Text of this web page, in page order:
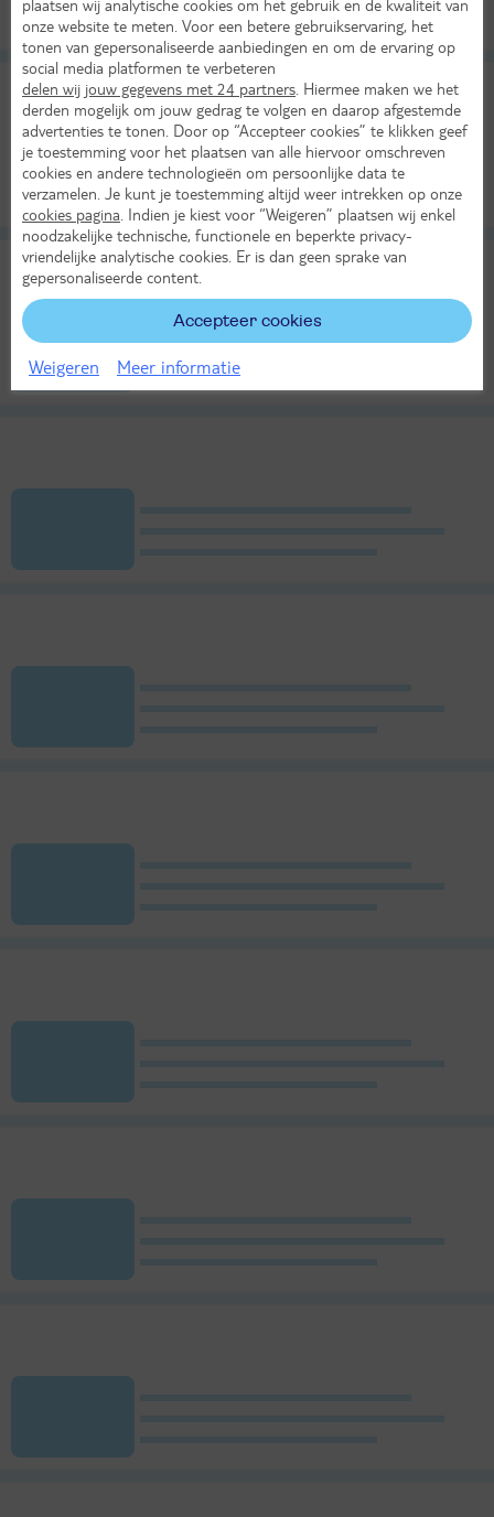
plaatsen wij analytische cookies om het gebruik en de kwaliteit van
onze website te meten. Voor een betere gebruikservaring, het
tonen van gepersonaliseerde aanbiedingen en om de ervaring op
social media platformen te verbeteren
delen wij jouw gegevens met 24 partners . Hiermee maken we het
derden mogelijk om jouw gedrag te volgen en daarop afgestemde
advertenties te tonen. Door op “Accepteer cookies” te klikken geef
je toestemming voor het plaatsen van alle hiervoor omschreven
cookies en andere technologieën om persoonlijke data te
verzamelen. Je kunt je toestemming altijd weer intrekken op onze
cookies pagina . Indien je kiest voor “Weigeren” plaatsen wij enkel
noodzakelijke technische, functionele en beperkte privacy-
vriendelijke analytische cookies. Er is dan geen sprake van
gepersonaliseerde content.
Accepteer cookies
Weigeren Meer informatie